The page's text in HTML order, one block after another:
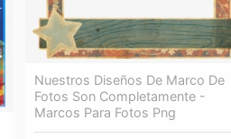
Nuestros Diseños De Marco De
Fotos Son Completamente -
Marcos Para Fotos Png